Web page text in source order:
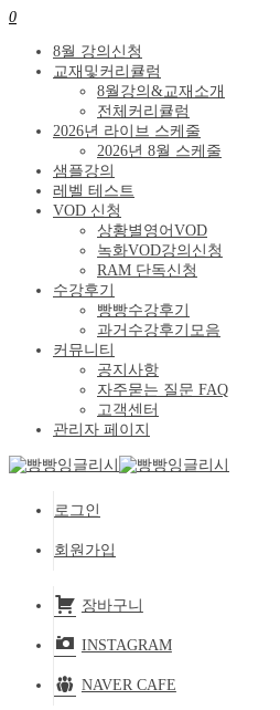
0
8월 강의신청
교재및커리큘럼
8월강의&교재소개
전체커리큘럼
2026년 라이브 스케줄
2026년 8월 스케줄
샘플강의
레벨 테스트
VOD 신청
상황별영어VOD
녹화VOD강의신청
RAM 단독신청
수강후기
빵빵수강후기
과거수강후기모음
커뮤니티
공지사항
자주묻는 질문 FAQ
고객센터
관리자 페이지
로그인
회원가입
장바구니
INSTAGRAM
NAVER CAFE